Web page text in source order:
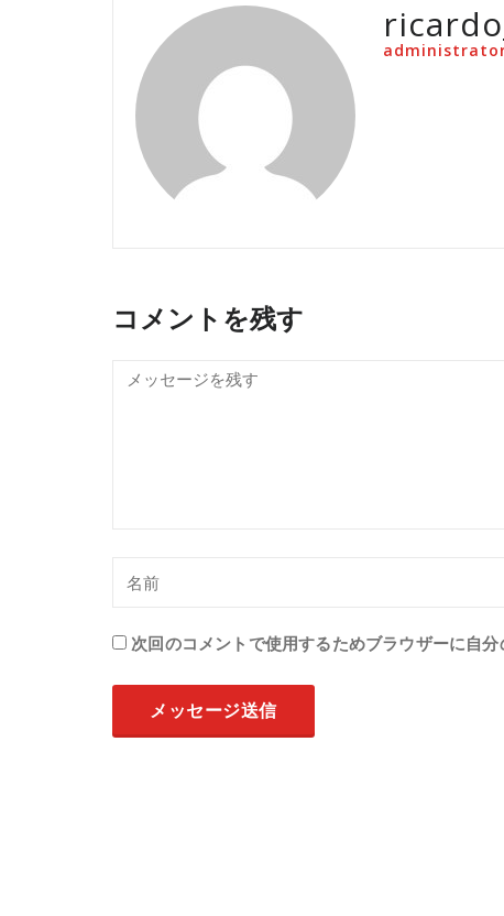
コメントを残す
次回のコメントで使用するためブラウザーに自